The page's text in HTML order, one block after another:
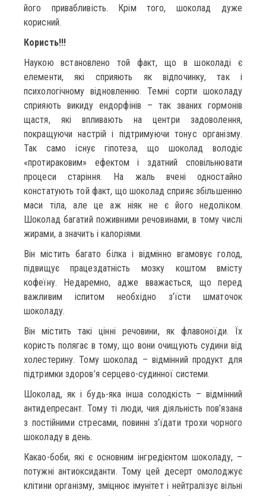
його привабливість. Крім того, шоколад дуже
корисний.
Користь!!!
Наукою встановлено той факт, що в шоколаді є
елементи, які сприяють як відпочинку, так і
психологічному відновленню. Темні сорти шоколаду
сприяють викиду ендорфінів – так званих гормонів
щастя, які впливають на центри задоволення,
покращуючи настрій і підтримуючи тонус організму.
Так само існує гіпотеза, що шоколад володіє
«протираковим» ефектом і здатний сповільнювати
процеси старіння. На жаль вчені одностайно
констатують той факт, що шоколад сприяє збільшенню
маси тіла, але це аж ніяк не є його недоліком.
Шоколад багатий поживними речовинами, в тому числі
жирами, а значить і калоріями.
Він містить багато білка і відмінно вгамовує голод,
підвищує працездатність мозку коштом вмісту
кофеїну. Недаремно, адже вважається, що перед
важливим іспитом необхідно з’їсти шматочок
шоколаду.
Він містить такі цінні речовини, як флавоноїди. Їх
користь полягає в тому, що вони очищують судини від
холестерину. Тому шоколад – відмінний продукт для
підтримки здоров’я серцево-судинної системи.
Шоколад, як і будь-яка інша солодкість – відмінний
антидепресант. Тому ті люди, чия діяльність пов’язана
з постійними стресами, повинні з’їдати трохи чорного
шоколаду в день.
Какао-боби, які є основним інгредієнтом шоколаду, –
потужні антиоксиданти. Тому цей десерт омолоджує
клітини організму, зміцнює імунітет і нейтралізує вільні